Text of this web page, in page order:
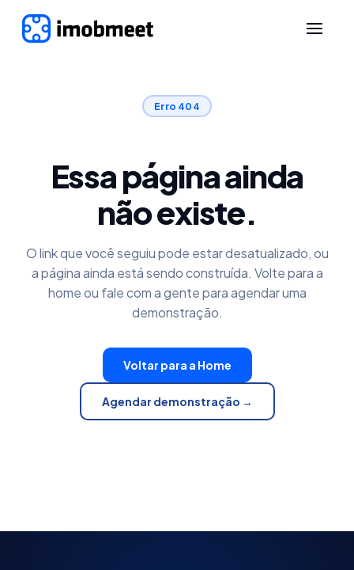
Erro 404
Essa página ainda
não existe.
O link que você seguiu pode estar desatualizado, ou
a página ainda está sendo construída. Volte para a
home ou fale com a gente para agendar uma
demonstração.
Voltar para a Home
Agendar demonstração →